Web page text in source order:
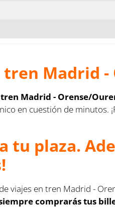
Madrid -
Madrid - Orense/
en cuestión de
tu plaza.
viajes en tren Madrid -
comprarás tus